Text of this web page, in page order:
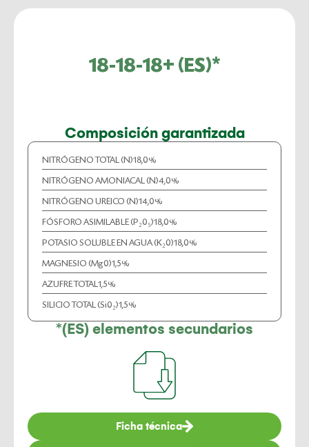
18-18-18+ (ES)*
Composición garantizada
NITRÓGENO TOTAL (N)18,0%
NITRÓGENO AMONIACAL (N)4,0%
NITRÓGENO UREICO (N)14,0%
FÓSFORO ASIMILABLE (P₂0₅)18,0%
POTASIO SOLUBLE EN AGUA (K₂0)18,0%
MAGNESIO (Mg0)1,5%
AZUFRE TOTAL1,5%
SILICIO TOTAL (Si0₂)1,5%
*(ES) elementos secundarios
Ficha técnica